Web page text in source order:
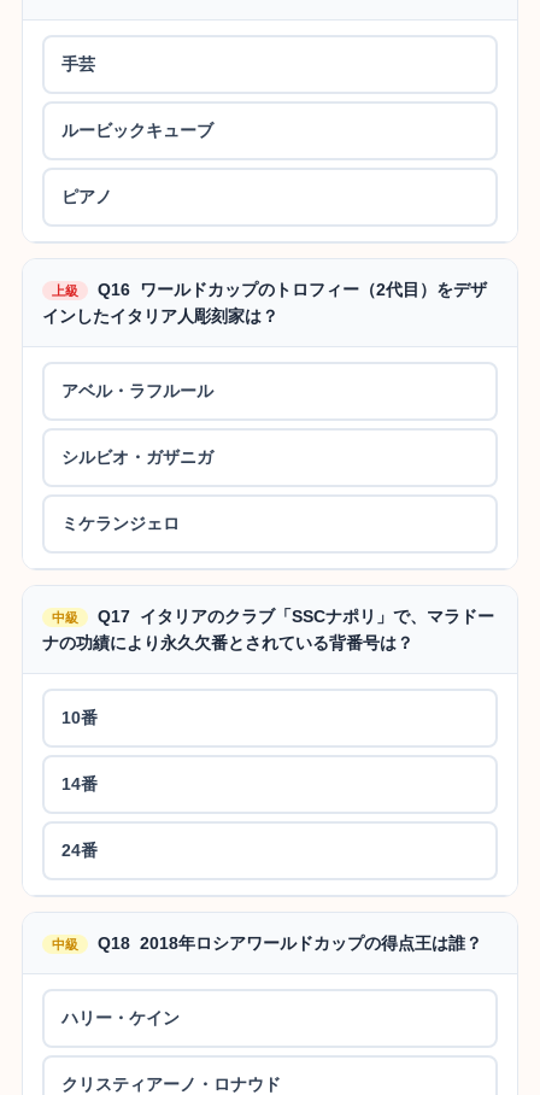
手芸
ルービックキューブ
ピアノ
上級
Q16 ワールドカップのトロフィー（2代目）をデザ
インしたイタリア人彫刻家は？
アベル・ラフルール
シルビオ・ガザニガ
ミケランジェロ
中級
Q17 イタリアのクラブ「SSCナポリ」で、マラドー
ナの功績により永久欠番とされている背番号は？
10番
14番
24番
中級 Q18 2018年ロシアワールドカップの得点王は誰？
ハリー・ケイン
クリスティアーノ・ロナウド